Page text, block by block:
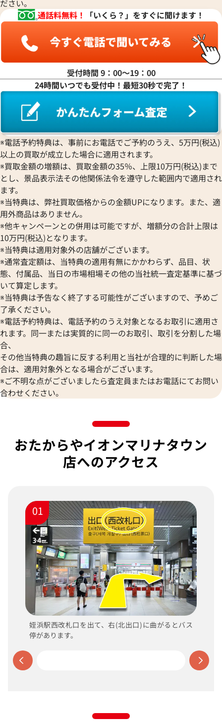
ださい。
通話料無料！
「いくら？」をすぐに聞けます！
受付時間 9：00〜19：00
24時間いつでも受付中！最短30秒で完了！
※電話予約特典は、事前にお電話でご予約のうえ、5万円(税込)
以上の買取が成立した場合に適用されます。
※買取金額の増額は、買取金額の35％、上限10万円(税込)まで
とし、景品表示法その他関係法令を遵守した範囲内で適用され
ます。
※当特典は、弊社買取価格からの金額UPになります。また、適
用外商品はありません。
※他キャンペーンとの併用は可能ですが、増額分の合計上限は
10万円(税込)となります。
※当特典は適用対象外の店舗がございます。
※通常査定額は、当特典の適用有無にかかわらず、品目、状
態、付属品、当日の市場相場その他の当社統一査定基準に基づ
いて算定します。
※当特典は予告なく終了する可能性がございますので、予めご
了承ください。
※電話予約特典は、電話予約のうえ対象となるお取引に適用さ
れます。同一または実質的に同一のお取引、取引を分割した場
合、
その他当特典の趣旨に反する利用と当社が合理的に判断した場
合は、適用対象外となる場合がございます。
※ご不明な点がございましたら査定員またはお電話にてお問い
合わせください。
おたからやイオンマリナタウン
店へのアクセス
01
姪浜駅西改札口を出て、右(北出口)に曲がるとバス
停があります。